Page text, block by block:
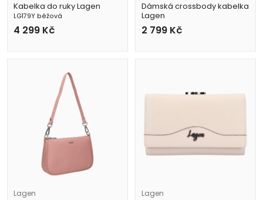
Kabelka do ruky Lagen
LG179Y béžová
4 299 Kč
Dámská crossbody kabelka
Lagen
BLC-23-2153 bílá
2 799 Kč
Lagen Lagen